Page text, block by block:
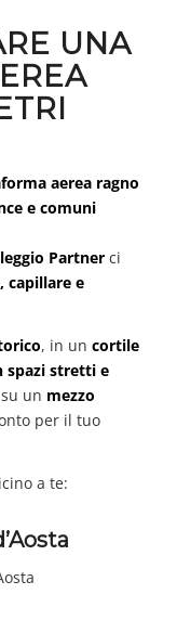
UNA
aerea ragno
e comuni
Partnerci
capillare e
, in un cortile
spazi stretti e
un mezzo
per il tuo
a te: